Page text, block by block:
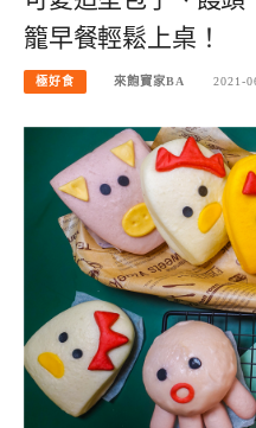
籠早餐輕鬆上桌！
極好食 來飽寶家BA 2021-